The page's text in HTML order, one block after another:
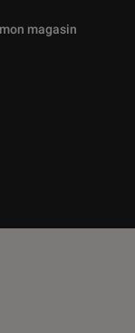
proposées
magasin